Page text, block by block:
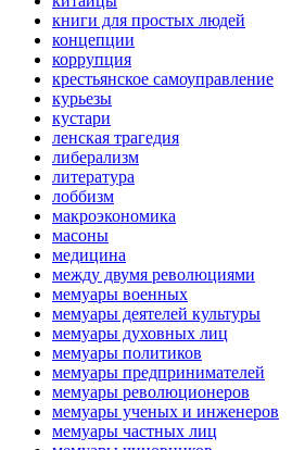
книги для простых людей
концепции
коррупция
крестьянское самоуправление
курьезы
кустари
ленская трагедия
либерализм
литература
лоббизм
макроэкономика
масоны
медицина
между двумя революциями
мемуары военных
мемуары деятелей культуры
мемуары духовных лиц
мемуары политиков
мемуары предпринимателей
мемуары революционеров
мемуары ученых и инженеров
мемуары частных лиц